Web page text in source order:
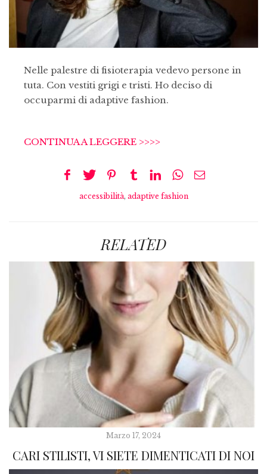
Nelle palestre di fisioterapia vedevo persone in
tuta. Con vestiti grigi e tristi. Ho deciso di
occuparmi di adaptive fashion.
CONTINUA A LEGGERE >>>>
accessibilità, adaptive fashion
RELATED
Marzo 17, 2024
CARI STILISTI, VI SIETE DIMENTICATI DI NOI